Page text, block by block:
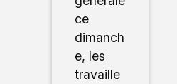
ce
dimanch
e, les
travaille